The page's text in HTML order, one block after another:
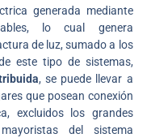
generada mediante
lo cual genera
de luz, sumado a los
este tipo de sistemas,
, se puede llevar a
que posean conexión
excluidos los grandes
del sistema